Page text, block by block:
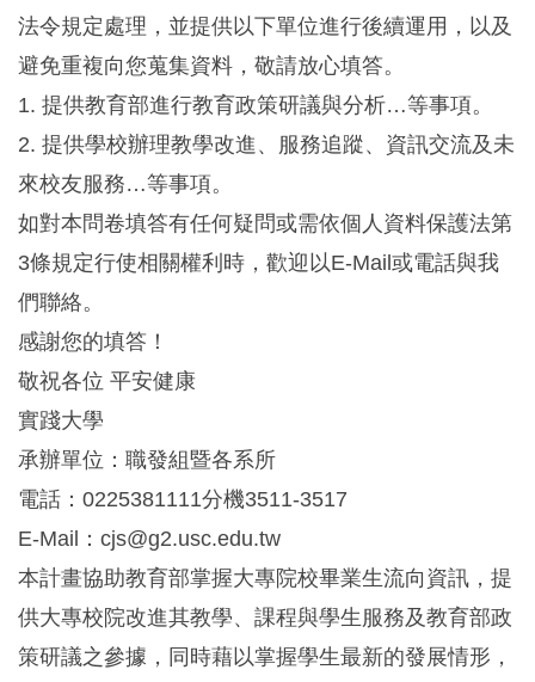
法令規定處理，並提供以下單位進行後續運用，以及
避免重複向您蒐集資料，敬請放心填答。
1. 提供教育部進行教育政策研議與分析…等事項。
2. 提供學校辦理教學改進、服務追蹤、資訊交流及未
來校友服務…等事項。
如對本問卷填答有任何疑問或需依個人資料保護法第
3條規定行使相關權利時，歡迎以E-Mail或電話與我
們聯絡。
感謝您的填答！
敬祝各位 平安健康
實踐大學
承辦單位：職發組暨各系所
電話：0225381111分機3511-3517
E-Mail：cjs@g2.usc.edu.tw
本計畫協助教育部掌握大專院校畢業生流向資訊，提
供大專校院改進其教學、課程與學生服務及教育部政
策研議之參據，同時藉以掌握學生最新的發展情形，